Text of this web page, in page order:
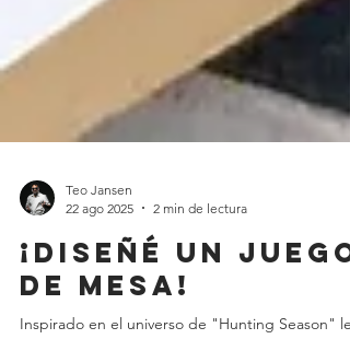
22 ago 2025
2 min de lectura
¡Diseñé un juego
de mesa!